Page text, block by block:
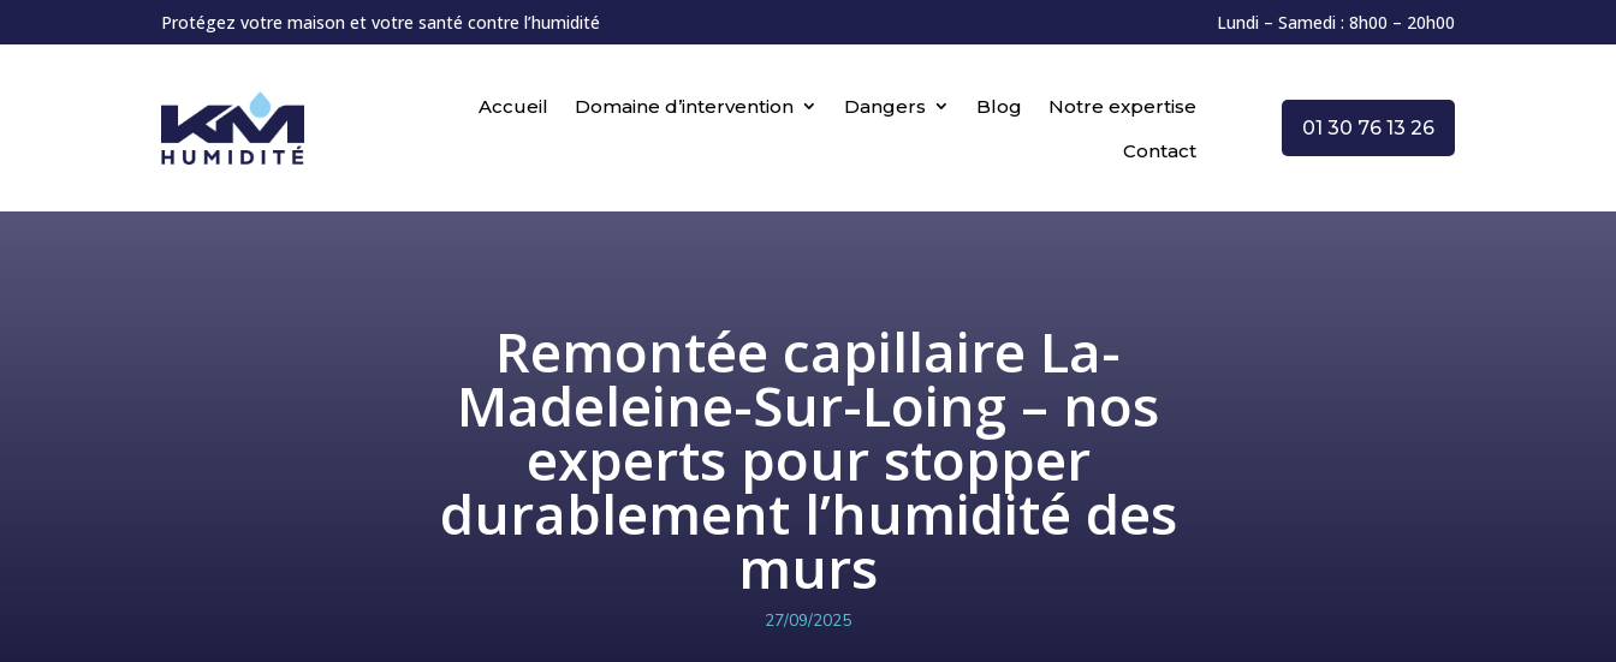
Protégez votre maison et votre santé contre l’humidité Lundi – Samedi : 8h00 – 20h00
Accueil Domaine d’intervention Dangers Blog
Notre expertise
Contact
01 30 76 13 26
Remontée capillaire La-
Madeleine-Sur-Loing – nos
experts pour stopper
durablement l’humidité des
murs
27/09/2025